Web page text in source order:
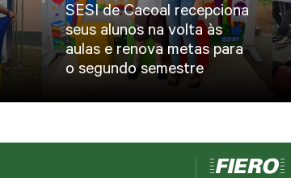
SESI de Cacoal recepciona
seus alunos na volta às
aulas e renova metas para
o segundo semestre
=FIERO=